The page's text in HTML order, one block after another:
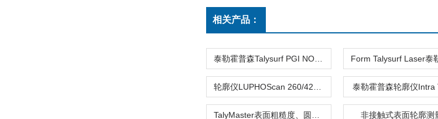
相关产品：
泰勒霍普森轮廓仪Intra
非接触式表面轮廓测